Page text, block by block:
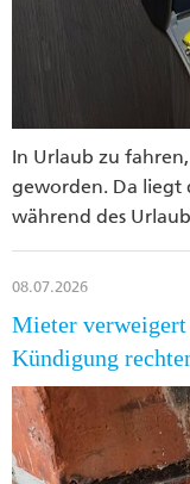
In Urlaub zu
geworden. Da liegt
während des
08.07.2026
Mieter verweigert
Kündigung